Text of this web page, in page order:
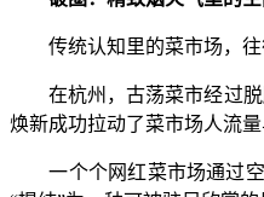
传统认知里的菜市场，往
在杭州，古荡菜市经过脱
焕新成功拉动了菜市场人流
一个个网红菜市场通过空